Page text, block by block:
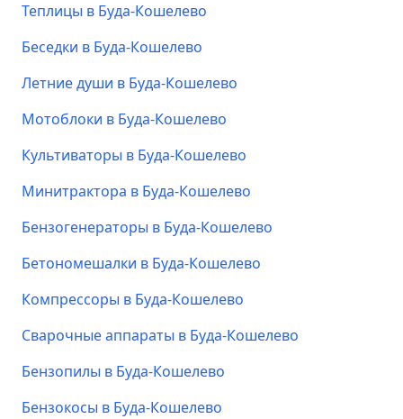
Теплицы в Буда-Кошелево
Беседки в Буда-Кошелево
Летние души в Буда-Кошелево
Мотоблоки в Буда-Кошелево
Культиваторы в Буда-Кошелево
Минитрактора в Буда-Кошелево
Бензогенераторы в Буда-Кошелево
Бетономешалки в Буда-Кошелево
Компрессоры в Буда-Кошелево
Сварочные аппараты в Буда-Кошелево
Бензопилы в Буда-Кошелево
Бензокосы в Буда-Кошелево